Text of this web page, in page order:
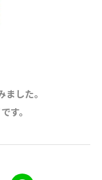
ました。
す。